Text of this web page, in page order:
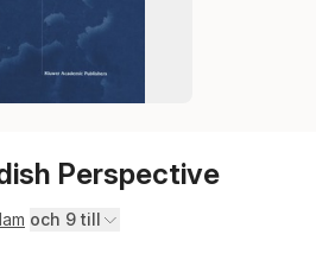
Perspective
och 9 till